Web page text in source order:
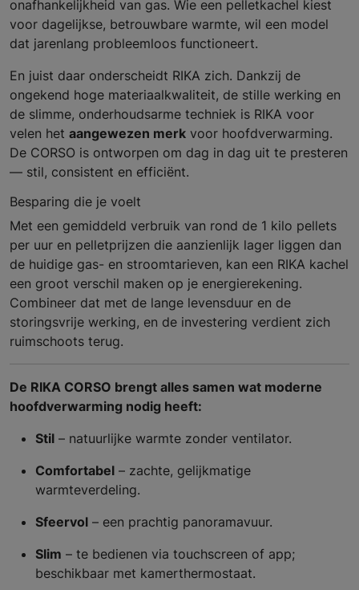
onafhankelijkheid van gas. Wie een pelletkachel kiest
voor dagelijkse, betrouwbare warmte, wil een model
dat jarenlang probleemloos functioneert.
En juist daar onderscheidt RIKA zich. Dankzij de
ongekend hoge materiaalkwaliteit, de stille werking en
de slimme, onderhoudsarme techniek is RIKA voor
velen het aangewezen merk voor hoofdverwarming.
De CORSO is ontworpen om dag in dag uit te presteren
— stil, consistent en efficiënt.
Besparing die je voelt
Met een gemiddeld verbruik van rond de 1 kilo pellets
per uur en pelletprijzen die aanzienlijk lager liggen dan
de huidige gas- en stroomtarieven, kan een RIKA kachel
een groot verschil maken op je energierekening.
Combineer dat met de lange levensduur en de
storingsvrije werking, en de investering verdient zich
ruimschoots terug.
De RIKA CORSO brengt alles samen wat moderne
hoofdverwarming nodig heeft:
Stil – natuurlijke warmte zonder ventilator.
Comfortabel – zachte, gelijkmatige
warmteverdeling.
Sfeervol – een prachtig panoramavuur.
Slim – te bedienen via touchscreen of app;
beschikbaar met kamerthermostaat.